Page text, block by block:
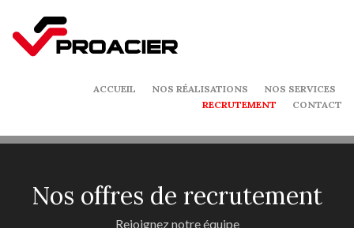
ACCUEIL NOS RÉALISATIONS
NOS SERVICES
RECRUTEMENT
CONTACT
Nos offres de recrutement
Rejoignez notre équipe